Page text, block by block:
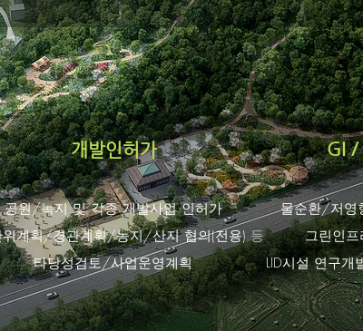
개발인허가
공원/녹지 및 각종 개발사업 인허가
위계획/경관계획/농지/산지 협의(전용) 등
​타당성검토/사업운영계획
GI /
물순환/저영
그린인
LID시설 연구